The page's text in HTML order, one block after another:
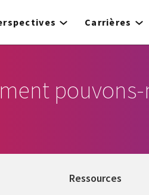
Carrières
Ressources